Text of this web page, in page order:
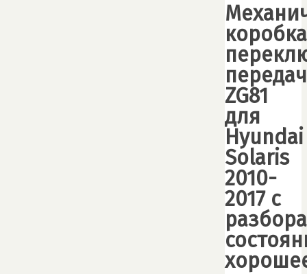
коробка
передач
ZG81
для
Hyundai
Solaris
2010-
2017 с
разбора